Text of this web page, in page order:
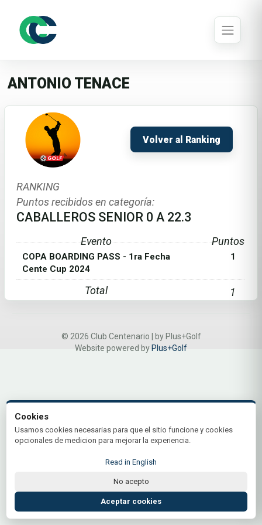
ANTONIO TENACE
Volver al Ranking
RANKING
Puntos recibidos en categoría:
CABALLEROS SENIOR 0 A 22.3
Evento Puntos
COPA BOARDING PASS - 1ra Fecha
Cente Cup 2024
1
Total 1
© 2026 Club Centenario | by Plus+Golf
Website powered by Plus+Golf
Cookies
Usamos cookies necesarias para que el sitio funcione y cookies
opcionales de medicion para mejorar la experiencia.
Read in English
No acepto
Aceptar cookies